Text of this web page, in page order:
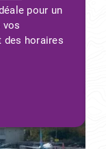
par le